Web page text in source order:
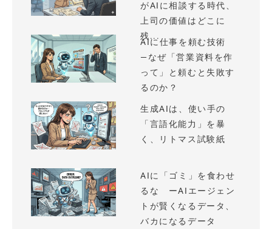
がAIに相談する時代、
上司の価値はどこに
残...
AIに仕事を頼む技術
—なぜ「営業資料を作
って」と頼むと失敗す
るのか？
生成AIは、使い手の
「言語化能力」を暴
く、リトマス試験紙
AIに「ゴミ」を食わせ
るな ーAIエージェン
トが賢くなるデータ、
バカになるデータ